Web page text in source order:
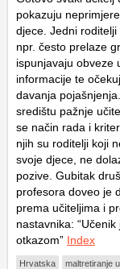
pokazuju
djece. Jedni
npr. često prelaze
ispunjavaju obveze
informacije te
davanja
središtu pažnje
se način rada i
njih su roditelji koji
svoje djece, ne
pozive. Gubitak
profesora doveo je
prema učiteljima i
nastavnika:
otkazom” Index
Hrvatska maltretiranje